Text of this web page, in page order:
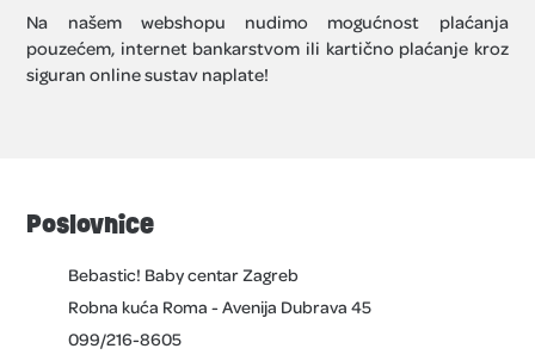
Na našem webshopu nudimo mogućnost plaćanja
pouzećem, internet bankarstvom ili kartično plaćanje kroz
siguran online sustav naplate!
Poslovnice
Bebastic! Baby centar Zagreb
Robna kuća Roma - Avenija Dubrava 45
099/216-8605